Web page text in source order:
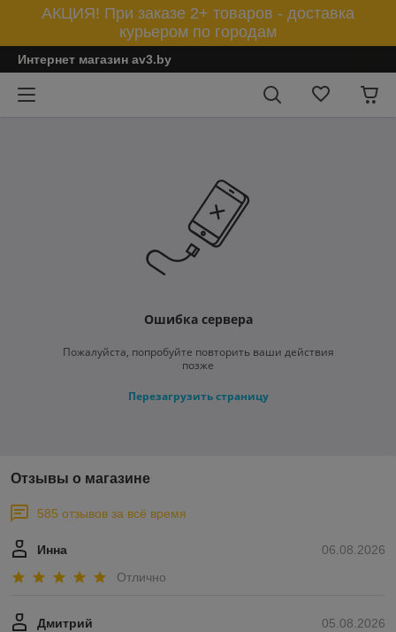
АКЦИЯ! При заказе 2+ товаров - доставка
курьером по городам
Интернет магазин av3.by
Ошибка сервера
Пожалуйста, попробуйте повторить ваши действия
позже
Перезагрузить страницу
Отзывы о магазине
585 отзывов за всё время
06.08.2026
Инна
Отлично
05.08.2026
Дмитрий